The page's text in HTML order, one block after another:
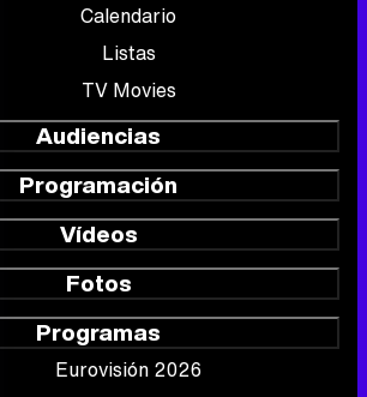
Calendario
Listas
TV Movies
Audiencias
Programación
Vídeos
Fotos
Programas
Eurovisión 2026